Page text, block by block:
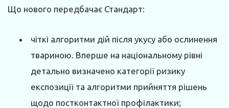
Що нового передбачає Стандарт:
чіткі алгоритми дій після укусу або ослинення
твариною. Вперше на національному рівні
детально визначено категорії ризику
експозиції та алгоритми прийняття рішень
щодо постконтактної профілактики;